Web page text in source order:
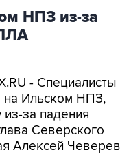
НПЗ из-за
- Специалисты
на Ильском НПЗ,
за падения
Северского
Алексей Чеверев